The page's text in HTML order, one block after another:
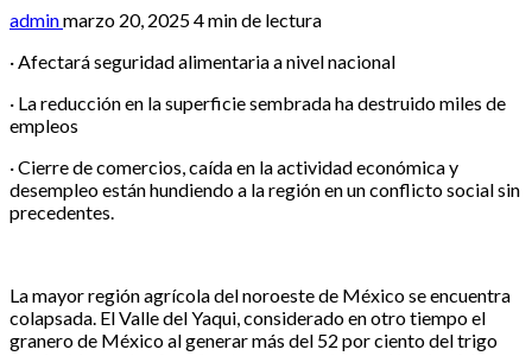
adminmarzo 20, 20254 min de lectura
· Afectará seguridad alimentaria a nivel nacional
· La reducción en la superficie sembrada ha destruido miles de
empleos
· Cierre de comercios, caída en la actividad económica y
desempleo están hundiendo a la región en un conflicto social sin
precedentes.
La mayor región agrícola del noroeste de México se encuentra
colapsada. El Valle del Yaqui, considerado en otro tiempo el
granero de México al generar más del 52 por ciento del trigo